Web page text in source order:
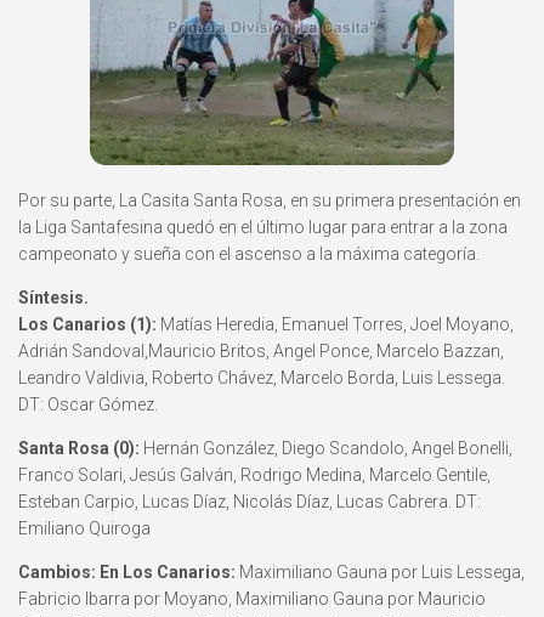
Por su parte, La Casita Santa Rosa, en su primera presentación en
la Liga Santafesina quedó en el último lugar para entrar a la zona
campeonato y sueña con el ascenso a la máxima categoría.
Síntesis.
Los Canarios (1): Matías Heredia, Emanuel Torres, Joel Moyano,
Adrián Sandoval,Mauricio Britos, Angel Ponce, Marcelo Bazzan,
Leandro Valdivia, Roberto Chávez, Marcelo Borda, Luis Lessega.
DT: Oscar Gómez.
Santa Rosa (0): Hernán González, Diego Scandolo, Angel Bonelli,
Franco Solari, Jesús Galván, Rodrigo Medina, Marcelo Gentile,
Esteban Carpio, Lucas Díaz, Nicolás Díaz, Lucas Cabrera. DT:
Emiliano Quiroga
Cambios: En Los Canarios: Maximiliano Gauna por Luis Lessega,
Fabricio Ibarra por Moyano, Maximiliano Gauna por Mauricio